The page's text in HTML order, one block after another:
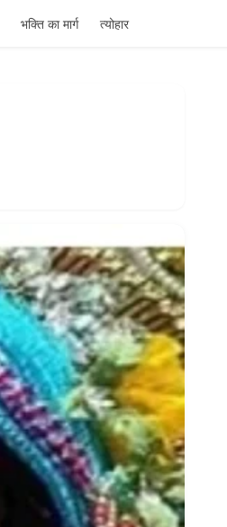
भक्ति का मार्ग त्योहार